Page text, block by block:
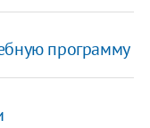
программу